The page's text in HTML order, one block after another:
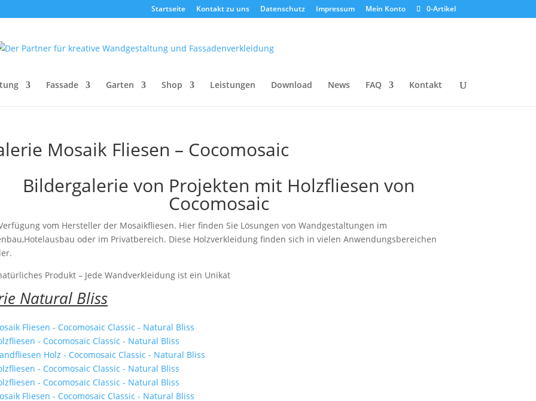
Startseite Kontakt zu uns Datenschutz Impressum Mein Konto 0-Artikel
Fassade Garten Shop Leistungen Download News FAQ Kontakt
Mosaik Fliesen – Cocomosaic
Bildergalerie von Projekten mit Holzfliesen von
Cocomosaic
vom Hersteller der Mosaikfliesen. Hier finden Sie Lösungen von Wandgestaltungen im
oder im Privatbereich. Diese Holzverkleidung finden sich in vielen Anwendungsbereichen
Produkt – Jede Wandverkleidung ist ein Unikat
Natural Bliss